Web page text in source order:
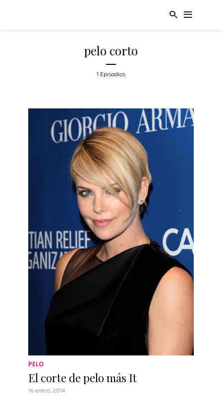
pelo corto
1 Episodios
PELO
El corte de pelo más It
16 enero, 2014